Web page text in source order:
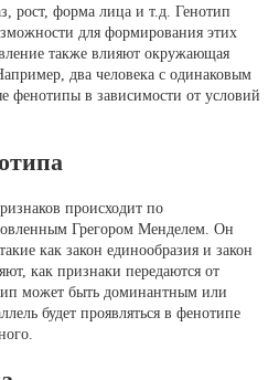
рост, форма лица и т.д. Генотип
для формирования этих
также влияют окружающая
два человека с одинаковым
фенотипы в зависимости от условий
происходит по
Грегором Менделем. Он
как закон единообразия и закон
как признаки передаются от
может быть доминантным или
будет проявляться в фенотипе